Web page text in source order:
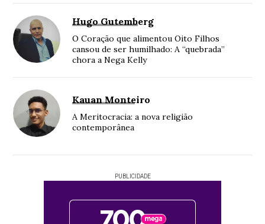
Hugo Gutemberg
O Coração que alimentou Oito Filhos
cansou de ser humilhado: A “quebrada”
chora a Nega Kelly
Kauan Monteiro
A Meritocracia: a nova religião
contemporânea
PUBLICIDADE